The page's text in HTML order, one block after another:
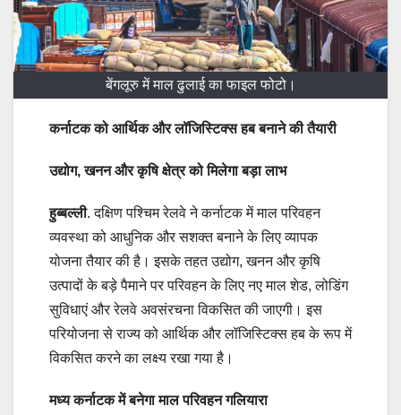
बेंगलूरु में माल ढुलाई का फाइल फोटो।
कर्नाटक को आर्थिक और लॉजिस्टिक्स हब बनाने की तैयारी
उद्योग, खनन और कृषि क्षेत्र को मिलेगा बड़ा लाभ
हुब्बल्ली. दक्षिण पश्चिम रेलवे ने कर्नाटक में माल परिवहन
व्यवस्था को आधुनिक और सशक्त बनाने के लिए व्यापक
योजना तैयार की है। इसके तहत उद्योग, खनन और कृषि
उत्पादों के बड़े पैमाने पर परिवहन के लिए नए माल शेड, लोडिंग
सुविधाएं और रेलवे अवसंरचना विकसित की जाएगी। इस
परियोजना से राज्य को आर्थिक और लॉजिस्टिक्स हब के रूप में
विकसित करने का लक्ष्य रखा गया है।
मध्य कर्नाटक में बनेगा माल परिवहन गलियारा